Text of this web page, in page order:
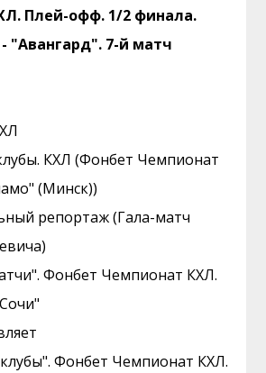
Плей-офф. 1/2 финала.
"Авангард". 7-й матч
КХЛ (Фонбет Чемпионат
(Минск))
репортаж (Гала-матч
Фонбет Чемпионат КХЛ.
Фонбет Чемпионат КХЛ.